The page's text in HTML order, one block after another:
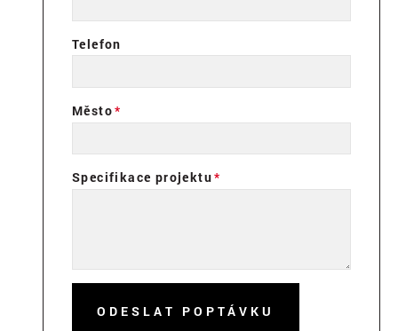
Telefon
Město
Specifikace projektu
ODESLAT POPTÁVKU